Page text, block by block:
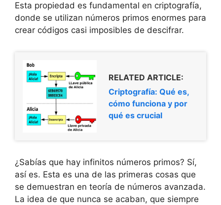
Esta propiedad es fundamental en criptografía,
donde se utilizan números primos enormes para
crear códigos casi imposibles de descifrar.
RELATED ARTICLE:
Criptografía: Qué es,
cómo funciona y por
qué es crucial
¿Sabías que hay infinitos números primos? Sí,
así es. Esta es una de las primeras cosas que
se demuestran en teoría de números avanzada.
La idea de que nunca se acaban, que siempre